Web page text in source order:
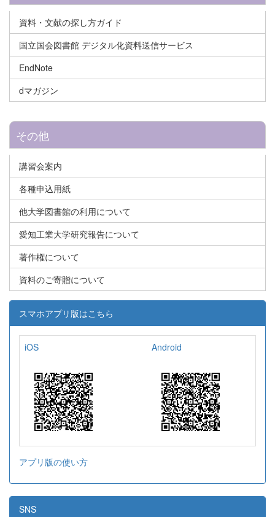
資料・文献の探し方ガイド
国立国会図書館 デジタル化資料送信サービス
EndNote
dマガジン
その他
講習会案内
各種申込用紙
他大学図書館の利用について
愛知工業大学研究報告について
著作権について
資料のご寄贈について
スマホアプリ版はこちら
iOS Android
アプリ版の使い方
SNS